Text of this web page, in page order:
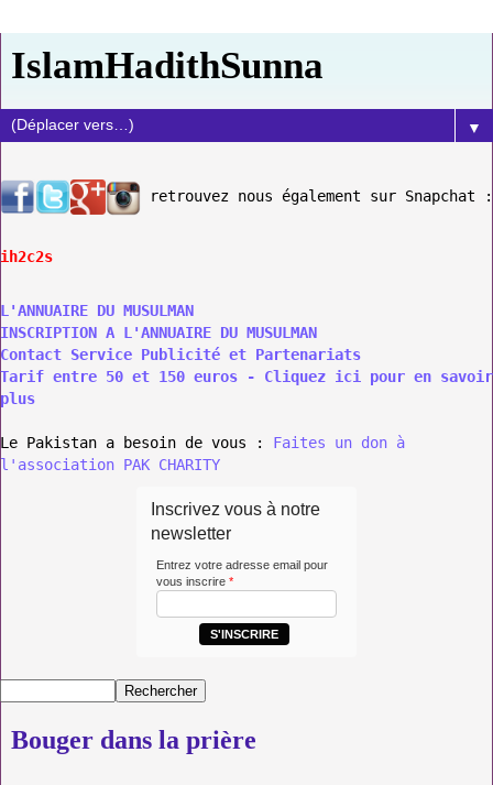
IslamHadithSunna
▼
retrouvez nous également sur Snapchat :
ih2c2s
L'ANNUAIRE DU MUSULMAN
INSCRIPTION A L'ANNUAIRE DU MUSULMAN
Contact Service Publicité et Partenariats
Tarif entre 50 et 150 euros - Cliquez ici pour en savoir
plus
Le Pakistan a besoin de vous : Faites un don à
l'association PAK CHARITY
Inscrivez vous à notre
newsletter
Entrez votre adresse email pour
vous inscrire *
S'INSCRIRE
Bouger dans la prière